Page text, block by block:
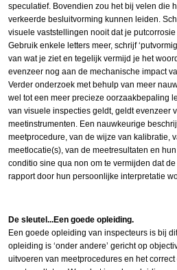
speculatief. Bovendien zou het bij velen die
verkeerde besluitvorming kunnen leiden.
visuele vaststellingen nooit dat je
Gebruik enkele letters meer, schrijf
van wat je ziet en tegelijk vermijd je het
evenzeer nog aan de mechanische impact
Verder onderzoek met behulp van meer
wel tot een meer precieze oorzaakbepaling
van visuele inspecties geldt, geldt evenzeer
meetinstrumenten. Een nauwkeurige
meetprocedure, van de wijze van kalibratie,
meetlocatie(s), van de meetresultaten en
conditio sine qua non om te vermijden dat
rapport door hun persoonlijke interpretatie
De sleutel...Een goede opleiding.
Een goede opleiding van inspecteurs is bij
opleiding is ‘onder andere’ gericht op
uitvoeren van meetprocedures en het